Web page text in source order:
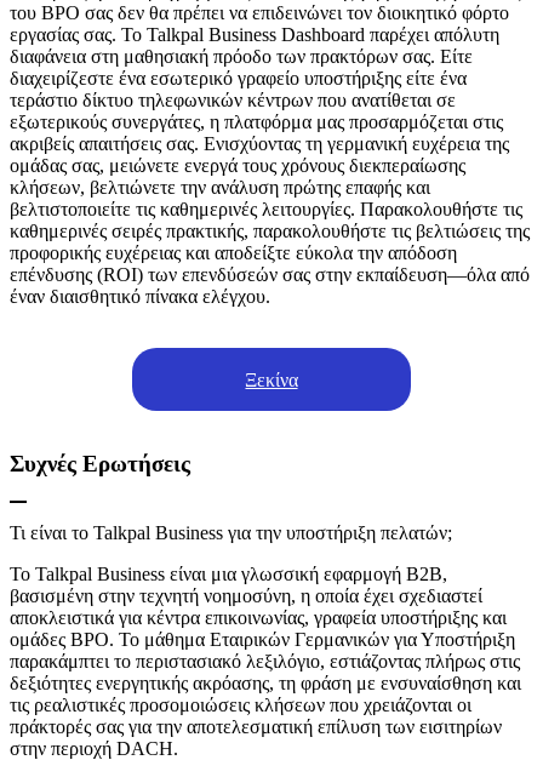
του BPO σας δεν θα πρέπει να επιδεινώνει τον διοικητικό φόρτο
εργασίας σας. Το Talkpal Business Dashboard παρέχει απόλυτη
διαφάνεια στη μαθησιακή πρόοδο των πρακτόρων σας. Είτε
διαχειρίζεστε ένα εσωτερικό γραφείο υποστήριξης είτε ένα
τεράστιο δίκτυο τηλεφωνικών κέντρων που ανατίθεται σε
εξωτερικούς συνεργάτες, η πλατφόρμα μας προσαρμόζεται στις
ακριβείς απαιτήσεις σας. Ενισχύοντας τη γερμανική ευχέρεια της
ομάδας σας, μειώνετε ενεργά τους χρόνους διεκπεραίωσης
κλήσεων, βελτιώνετε την ανάλυση πρώτης επαφής και
βελτιστοποιείτε τις καθημερινές λειτουργίες. Παρακολουθήστε τις
καθημερινές σειρές πρακτικής, παρακολουθήστε τις βελτιώσεις της
προφορικής ευχέρειας και αποδείξτε εύκολα την απόδοση
επένδυσης (ROI) των επενδύσεών σας στην εκπαίδευση—όλα από
έναν διαισθητικό πίνακα ελέγχου.
Ξεκίνα
Συχνές Ερωτήσεις
Τι είναι το Talkpal Business για την υποστήριξη πελατών;
Το Talkpal Business είναι μια γλωσσική εφαρμογή B2B,
βασισμένη στην τεχνητή νοημοσύνη, η οποία έχει σχεδιαστεί
αποκλειστικά για κέντρα επικοινωνίας, γραφεία υποστήριξης και
ομάδες BPO. Το μάθημα Εταιρικών Γερμανικών για Υποστήριξη
παρακάμπτει το περιστασιακό λεξιλόγιο, εστιάζοντας πλήρως στις
δεξιότητες ενεργητικής ακρόασης, τη φράση με ενσυναίσθηση και
τις ρεαλιστικές προσομοιώσεις κλήσεων που χρειάζονται οι
πράκτορές σας για την αποτελεσματική επίλυση των εισιτηρίων
στην περιοχή DACH.